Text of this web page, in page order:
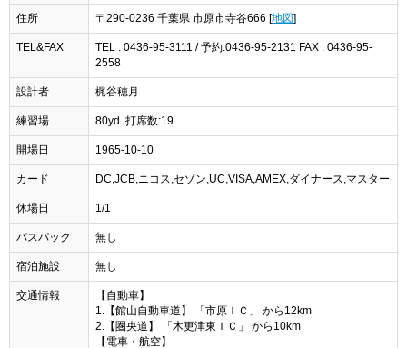
住所 〒290-0236 千葉県 市原市寺谷666 [地図]
TEL&FAX
TEL : 0436-95-3111 / 予約:0436-95-2131 FAX : 0436-95-
2558
設計者 梶谷穂月
練習場 80yd. 打席数:19
開場日 1965-10-10
カード DC,JCB,ニコス,セゾン,UC,VISA,AMEX,ダイナース,マスター
休場日 1/1
バスパック 無し
宿泊施設 無し
交通情報
【自動車】
1.【館山自動車道】 「市原ＩＣ」 から12km
2.【圏央道】 「木更津東ＩＣ」 から10km
【電車・航空】